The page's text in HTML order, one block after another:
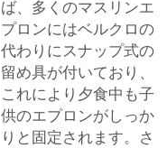
ば、多くのマスリンエ
プロンにはベルクロの
代わりにスナップ式の
留め具が付いており、
これにより夕食中も子
供のエプロンがしっか
りと固定されます。さ